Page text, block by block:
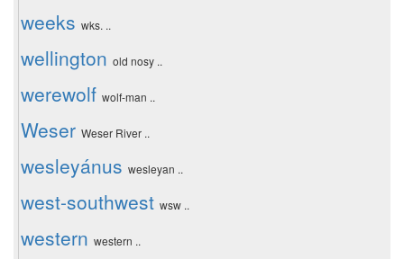
weeks wks. ..
wellington old nosy ..
werewolf wolf-man ..
Weser Weser River ..
wesleyánus wesleyan ..
west-southwest wsw ..
western western ..